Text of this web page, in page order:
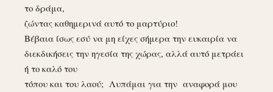
το δράμα,
ζώντας καθημερινά αυτό το μαρτύριο!
Βέβαια ίσως εσύ να μη είχες σήμερα την ευκαιρία να
διεκδικήσεις την ηγεσία της χώρας, αλλά αυτό μετράει
ή το καλό του
τόπου και του λαού; Λυπάμαι για την αναφορά μου